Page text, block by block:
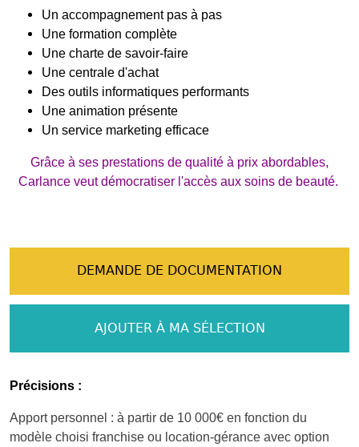
Un accompagnement pas à pas
Une formation complète
Une charte de savoir-faire
Une centrale d'achat
Des outils informatiques performants
Une animation présente
Un service marketing efficace
Grâce à ses prestations de qualité à prix abordables,
Carlance veut démocratiser l'accès aux soins de beauté.
DEMANDE DE DOCUMENTATION
AJOUTER À MA SÉLECTION
Précisions :
Apport personnel : à partir de 10 000€ en fonction du
modèle choisi franchise ou location-gérance avec option